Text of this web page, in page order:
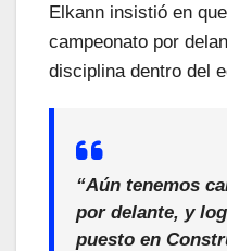
Elkann insistió en
campeonato por
disciplina dentro del
“Aún tenemos
por delante, y
puesto en